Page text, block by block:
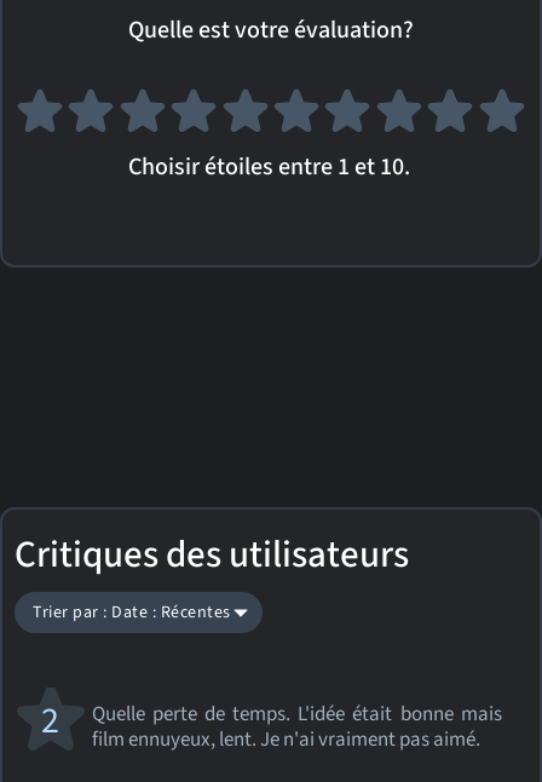
Quelle est votre évaluation?
Choisir étoiles entre 1 et 10.
Critiques des utilisateurs
Trier par : Date : Récentes
Quelle perte de temps. L'idée était bonne mais
film ennuyeux, lent. Je n'ai vraiment pas aimé.
2